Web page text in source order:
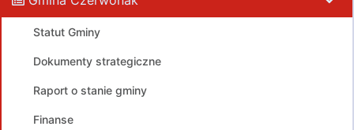
Statut Gminy
Dokumenty strategiczne
Raport o stanie gminy
Finanse